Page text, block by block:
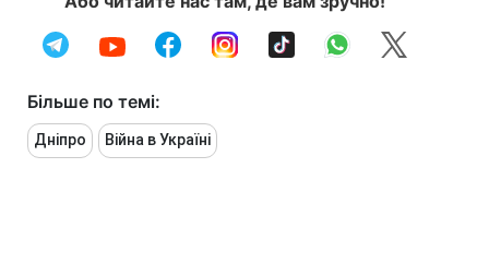
Більше по темі:
Дніпро Війна в Україні